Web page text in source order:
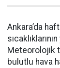
Ankara’da
Meteorolojik
bulutlu hava